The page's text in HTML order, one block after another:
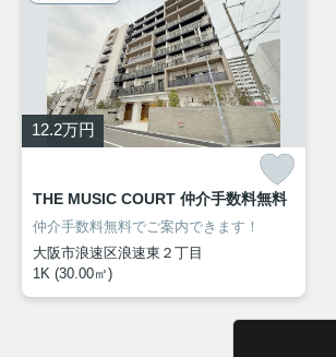
12.2万円
THE MUSIC COURT 仲介手数料無料
仲介手数料無料でご案内できます！
大阪市浪速区浪速東２丁目
1K (30.00㎡)